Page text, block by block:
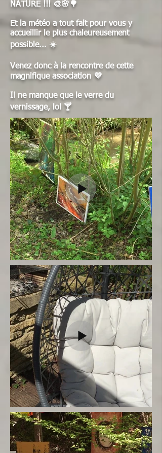
NATURE !!! 🎨🌸🌳
Et la météo a tout fait pour vous y
accueillir le plus chaleureusement
possible... ☀️
Venez donc à la rencontre de cette
magnifique association 💜
Il ne manque que le verre du
vernissage, lol 🍸